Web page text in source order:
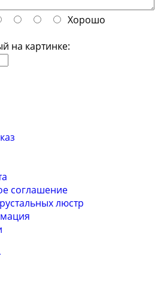
Хорошо
на картинке:
соглашение
люстр